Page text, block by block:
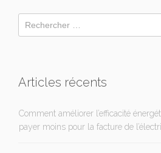
Articles récents
Comment améliorer l’efficacité
payer moins pour la facture de